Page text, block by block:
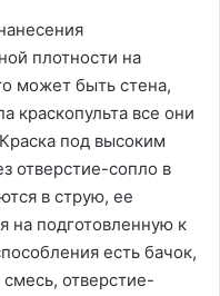
плотности на
может быть стена,
краскопульта все они
под высоким
отверстие-сопло в
в струю, ее
на подготовленную к
есть бачок,
отверстие-